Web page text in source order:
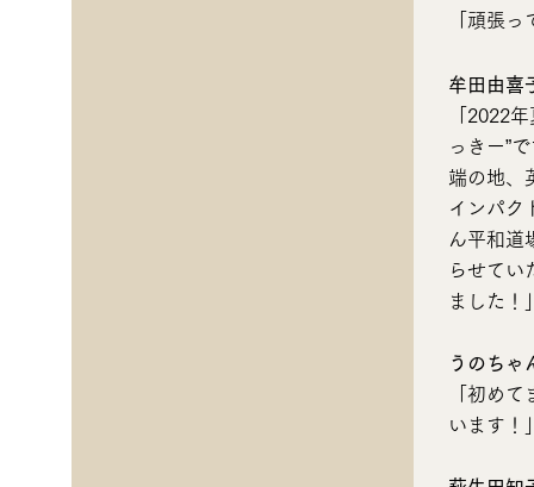
「頑張
牟田由喜
「2022
っきー”
端の地、
インパク
ん平和道
らせてい
ました ！
うのちゃ
「初め
います！